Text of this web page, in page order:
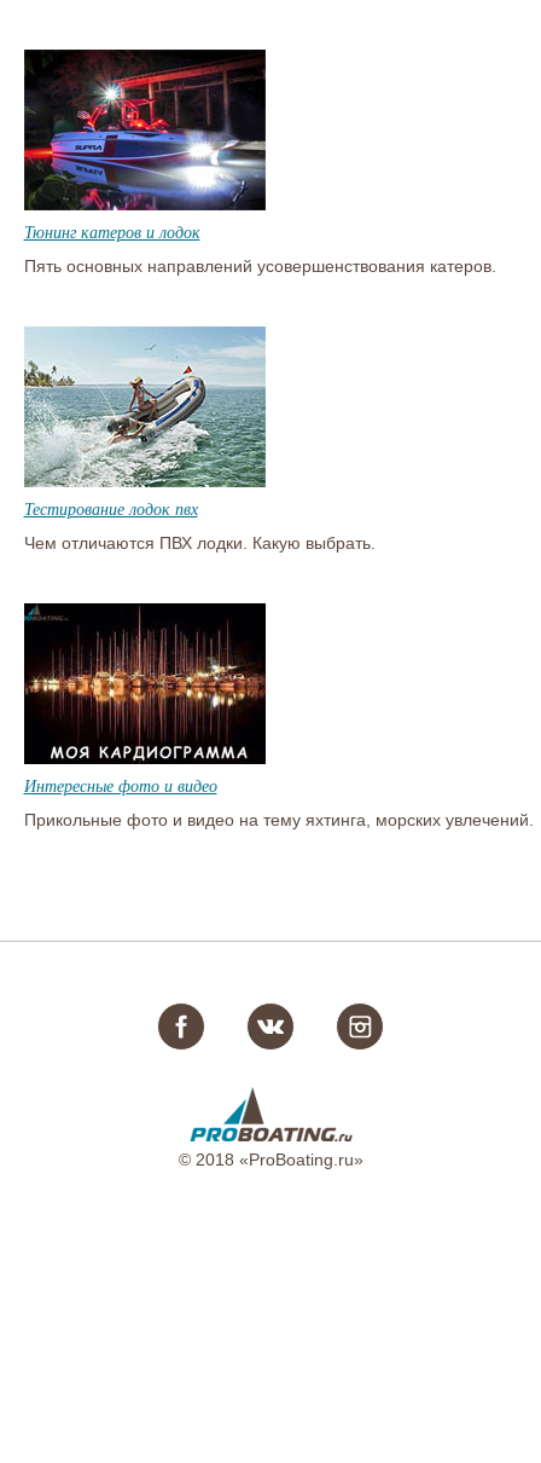
Тюнинг катеров и лодок
Пять основных направлений усовершенствования катеров.
Тестирование лодок пвх
Чем отличаются ПВХ лодки. Какую выбрать.
Интересные фото и видео
Прикольные фото и видео на тему яхтинга, морских увлечений.
© 2018 «ProBoating.ru»